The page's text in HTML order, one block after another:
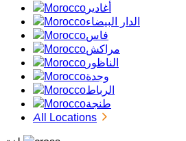
أغادير
الدار البيضاء
فاس
مراكش
الناظور
وجدة
الرباط
طنجة
All Locations